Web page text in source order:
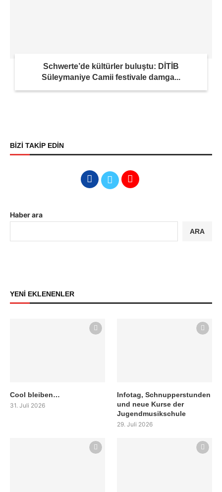
Schwerte’de kültürler buluştu: DİTİB
Süleymaniye Camii festivale damga...
BİZİ TAKİP EDİN
Haber ara
ARA
YENİ EKLENENLER
Cool bleiben…
31. Juli 2026
Infotag, Schnupperstunden
und neue Kurse der
Jugendmusikschule
29. Juli 2026